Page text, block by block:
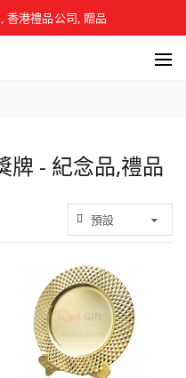
香港禮品公司, 贈品
牌 - 紀念品,禮品